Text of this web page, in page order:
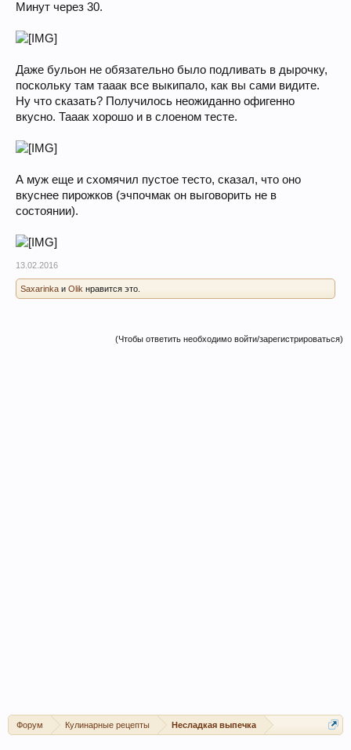
Минут через 30.
Даже бульон не обязательно было подливать в дырочку,
поскольку там тааак все выкипало, как вы сами видите.
Ну что сказать? Получилось неожиданно офигенно
вкусно. Тааак хорошо и в слоеном тесте.
А муж еще и схомячил пустое тесто, сказал, что оно
вкуснее пирожков (эчпочмак он выговорить не в
состоянии).
13.02.2016
Saxarinka и Olik нравится это.
(Чтобы ответить необходимо войти/зарегистрироваться)
Форум Кулинарные рецепты Несладкая выпечка